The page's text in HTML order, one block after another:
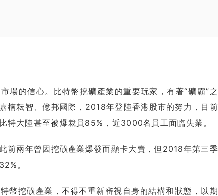
場的信心。比特幣挖礦產業的重要玩家，有著“礦霸”之
耘智、億邦國際，2018年登陸香港股市的努力，目前
特大陸甚至被爆裁員85%，近3000名員工面臨失業。
兩年曾因挖礦產業爆發而顯卡大賣，但2018年第三季
。
挖礦產業，不得不重新審視自身的結構和狀態，以期